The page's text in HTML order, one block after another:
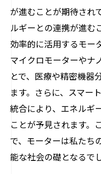
が進むことが期待され
ルギーとの連携が進む
効率的に活用するモー
マイクロモーターやナ
とで、医療や精密機器
ます。さらに、スマー
統合により、エネルギ
ことが予見されます。
で、モーターは私たち
能な社会の礎となるで